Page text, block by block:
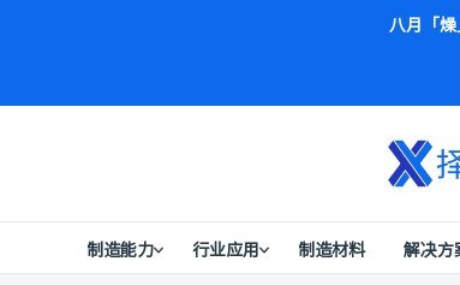
八月「
制造能力 行业应用 制造材料 解决方